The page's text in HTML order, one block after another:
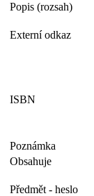
Popis (rozsah)
Externí odkaz
ISBN
Poznámka
Obsahuje
Předmět - heslo